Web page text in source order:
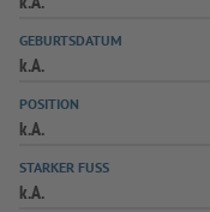
GEBURTSDATUM
k.A.
POSITION
k.A.
STARKER FUSS
k.A.